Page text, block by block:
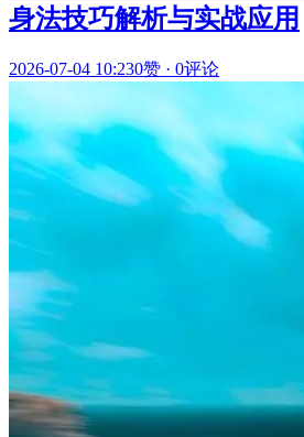
身法技巧解析与实战应用
2026-07-04 10:230赞 · 0评论